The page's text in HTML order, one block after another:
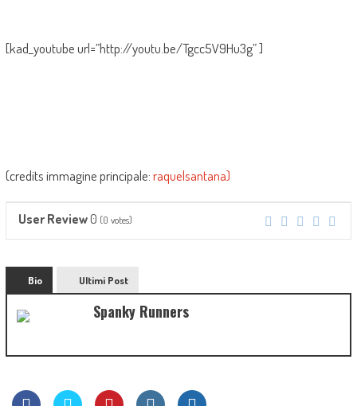
[kad_youtube url=”http://youtu.be/Tgcc5V9Hu3g” ]
(credits immagine principale:raquelsantana)
User Review0 (0 votes)
Bio Ultimi Post
Spanky Runners